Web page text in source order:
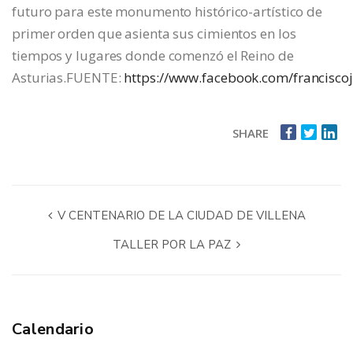
futuro para este monumento histórico-artístico de
primer orden que asienta sus cimientos en los
tiempos y lugares donde comenzó el Reino de
Asturias.FUENTE: https://www.facebook.com/
SHARE
V CENTENARIO DE LA CIUDAD DE VILLENA
TALLER POR LA PAZ
Calendario